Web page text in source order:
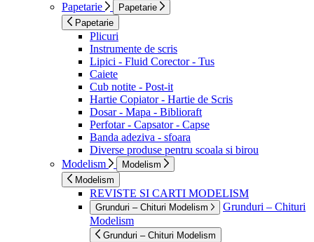
Papetarie
Papetarie
Papetarie
Plicuri
Instrumente de scris
Lipici - Fluid Corector - Tus
Caiete
Cub notite - Post-it
Hartie Copiator - Hartie de Scris
Dosar - Mapa - Biblioraft
Perfotar - Capsator - Capse
Banda adeziva - sfoara
Diverse produse pentru scoala si birou
Modelism
Modelism
Modelism
REVISTE SI CARTI MODELISM
Grunduri – Chituri Modelism
Grunduri – Chituri
Modelism
Grunduri – Chituri Modelism